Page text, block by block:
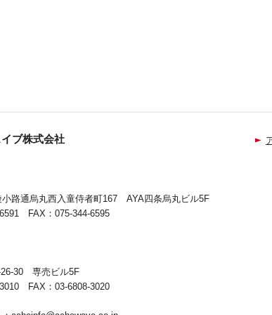
ブ株式会社
小路通烏丸西入童侍者町167 AYA四条烏丸ビル5F
FAX：075-344-6595
26-30 専売ビル5F
FAX：03-6808-3020